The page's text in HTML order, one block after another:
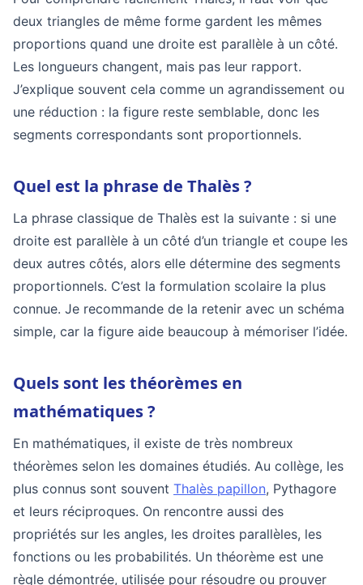
deux triangles de même forme gardent les mêmes
proportions quand une droite est parallèle à un côté.
Les longueurs changent, mais pas leur rapport.
J’explique souvent cela comme un agrandissement ou
une réduction : la figure reste semblable, donc les
segments correspondants sont proportionnels.
Quel est la phrase de Thalès ?
La phrase classique de Thalès est la suivante : si une
droite est parallèle à un côté d’un triangle et coupe les
deux autres côtés, alors elle détermine des segments
proportionnels. C’est la formulation scolaire la plus
connue. Je recommande de la retenir avec un schéma
simple, car la figure aide beaucoup à mémoriser l’idée.
Quels sont les théorèmes en
mathématiques ?
En mathématiques, il existe de très nombreux
théorèmes selon les domaines étudiés. Au collège, les
plus connus sont souvent Thalès papillon, Pythagore
et leurs réciproques. On rencontre aussi des
propriétés sur les angles, les droites parallèles, les
fonctions ou les probabilités. Un théorème est une
règle démontrée, utilisée pour résoudre ou prouver